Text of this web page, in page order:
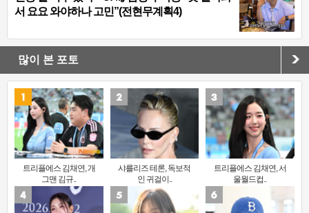
서 요요 와야하나 고민”(전현무계획4)
많이 본 포토
트리플에스 김채연, 개
그맨 김규..
샤를리즈 테론, 독보적
인 귀걸이..
트리플에스 김채연, 서
울월드컵..